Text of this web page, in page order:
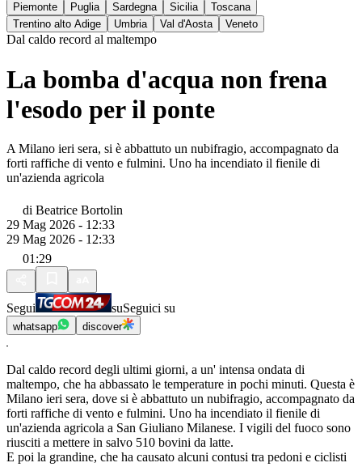
Piemonte
Puglia Sardegna Sicilia
Toscana
Trentino alto Adige
Umbria Val d'Aosta Veneto
Dal caldo record al maltempo
La bomba d'acqua non frena
l'esodo per il ponte
A Milano ieri sera, si è abbattuto un nubifragio, accompagnato da
forti raffiche di vento e fulmini. Uno ha incendiato il fienile di
un'azienda agricola
di Beatrice Bortolin
29 Mag 2026 - 12:33
29 Mag 2026 - 12:33
01:29
Segui suSeguici su
whatsapp discover
Dal caldo record degli ultimi giorni, a un' intensa ondata di
maltempo, che ha abbassato le temperature in pochi minuti. Questa è
Milano ieri sera, dove si è abbattuto un nubifragio, accompagnato da
forti raffiche di vento e fulmini. Uno ha incendiato il fienile di
un'azienda agricola a San Giuliano Milanese. I vigili del fuoco sono
riusciti a mettere in salvo 510 bovini da latte.
E poi la grandine, che ha causato alcuni contusi tra pedoni e ciclisti